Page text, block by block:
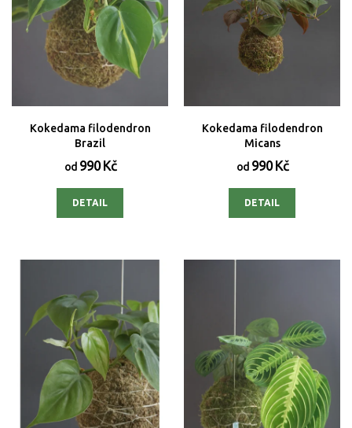
Kokedama filodendron
Brazil
od990 Kč
DETAIL
Kokedama filodendron
Micans
od990 Kč
DETAIL